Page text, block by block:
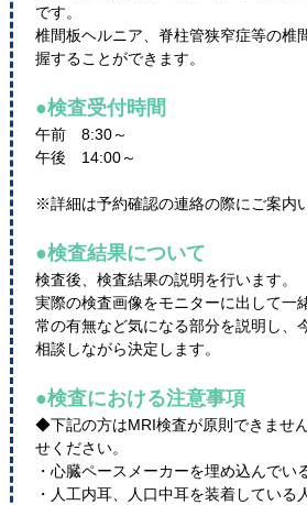
です。
椎間板ヘルニア、脊柱管狭窄症等の椎
握することができます。
●検査受付時間
午前 8:30～
午後 14:00～
※詳細は予約確認の連絡の際にご案内
●検査結果について
検査後、検査結果の説明を行います。
実際の検査画像をモニターに出して一
常の有無など気になる部分を説明し、
相談しながら決定します。
●検査における注意事項
◆下記の方はMRI検査が原則できませ
せください。
・心臓ペースメーカーを埋め込んでい
・人工内耳、人口中耳を装着している